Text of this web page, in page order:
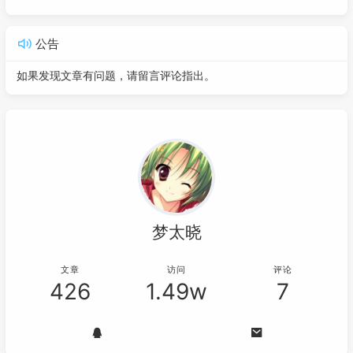
公告
如果发现文章有问题，请留言评论指出。
梦太晓
文章
426
访问
1.49w
评论
7